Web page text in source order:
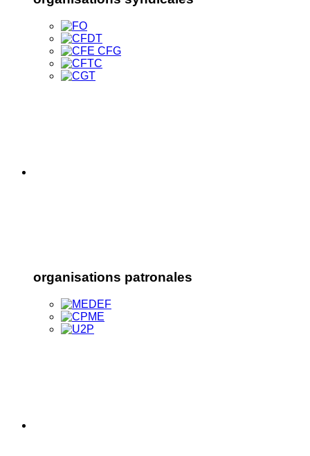
organisations patronales